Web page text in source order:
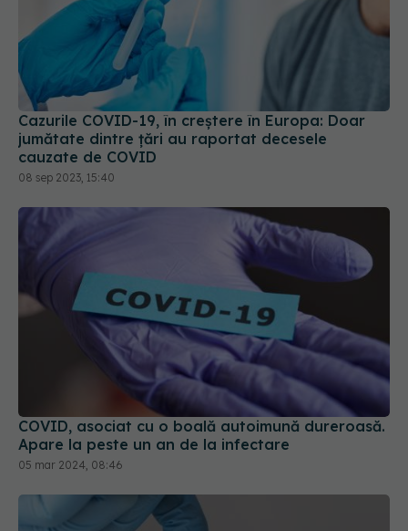
Cazurile COVID-19, în creștere în Europa: Doar
jumătate dintre țări au raportat decesele
cauzate de COVID
08 sep 2023, 15:40
COVID, asociat cu o boală autoimună dureroasă.
Apare la peste un an de la infectare
05 mar 2024, 08:46